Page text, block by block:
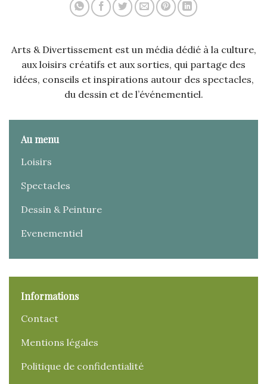
Arts & Divertissement est un média dédié à la culture,
aux loisirs créatifs et aux sorties, qui partage des
idées, conseils et inspirations autour des spectacles,
du dessin et de l’événementiel.
Au menu
Loisirs
Spectacles
Dessin & Peinture
Evenementiel
Informations
Contact
Mentions légales
Politique de confidentialité